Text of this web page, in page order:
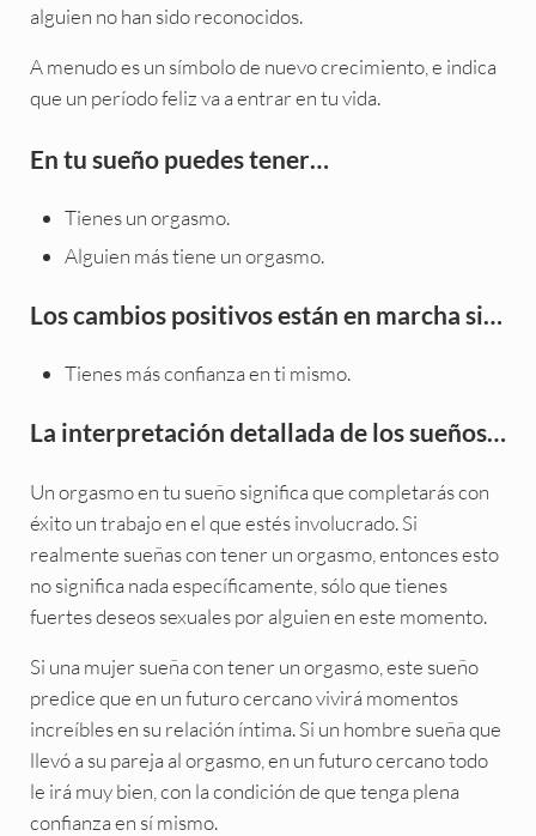
alguien no han sido reconocidos.
A menudo es un símbolo de nuevo crecimiento, e indica
que un período feliz va a entrar en tu vida.
En tu sueño puedes tener…
Tienes un orgasmo.
Alguien más tiene un orgasmo.
Los cambios positivos están en marcha si…
Tienes más confianza en ti mismo.
La interpretación detallada de los sueños…
Un orgasmo en tu sueño significa que completarás con
éxito un trabajo en el que estés involucrado. Si
realmente sueñas con tener un orgasmo, entonces esto
no significa nada específicamente, sólo que tienes
fuertes deseos sexuales por alguien en este momento.
Si una mujer sueña con tener un orgasmo, este sueño
predice que en un futuro cercano vivirá momentos
increíbles en su relación íntima. Si un hombre sueña que
llevó a su pareja al orgasmo, en un futuro cercano todo
le irá muy bien, con la condición de que tenga plena
confianza en sí mismo.